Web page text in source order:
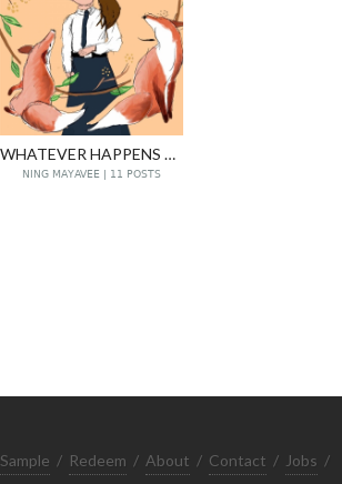
WHATEVER HAPPENS TOMORROW, I STILL HAVE MYSELF TODAY.
NING MAYAVEE | 11 POSTS
Sample / Redeem / About / Contact / Jobs /